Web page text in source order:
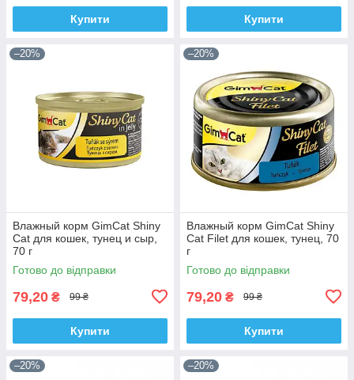
Купити Купити
–20%
Влажный корм GimCat Shiny
Cat для кошек, тунец и сыр,
70 г
Готово до відправки
79,20 ₴ 99 ₴
Купити
–20%
Влажный корм GimCat Shiny
Cat Filet для кошек, тунец, 70
г
Готово до відправки
79,20 ₴ 99 ₴
Купити
–20% –20%